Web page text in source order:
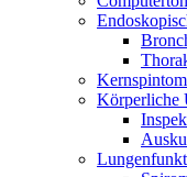
Körperliche